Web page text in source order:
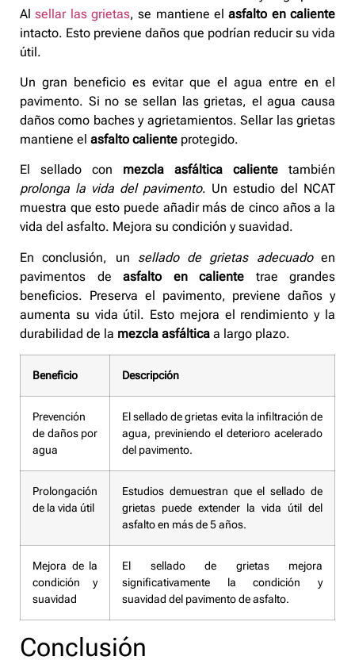
Alsellar las grietas, se mantiene elasfalto en caliente
intacto. Esto previene daños que podrían reducir su vida
útil.
Un gran beneficio es evitar que el agua entre en el
pavimento. Si no se sellan las grietas, el agua causa
daños como baches y agrietamientos. Sellar las grietas
mantiene el asfalto caliente protegido.
El sellado con mezcla asfáltica caliente también
prolonga la vida del pavimento. Un estudio del NCAT
muestra que esto puede añadir más de cinco años a la
vida del asfalto. Mejora su condición y suavidad.
En conclusión, un sellado de grietas adecuadoen
pavimentos de asfalto en caliente trae grandes
beneficios. Preserva el pavimento, previene daños y
aumenta su vida útil. Esto mejora el rendimiento y la
durabilidad de la mezcla asfáltica a largo plazo.
Beneficio Descripción
Prevención
de daños por
agua
El sellado de grietas evita la infiltración de
agua, previniendo el deterioro acelerado
del pavimento.
Prolongación
de la vida útil
Estudios demuestran que el sellado de
grietas puede extender la vida útil del
asfalto en más de 5 años.
Mejora de la
condición y
suavidad
El sellado de grietas mejora
significativamente la condición y
suavidad del pavimento de asfalto.
Conclusión